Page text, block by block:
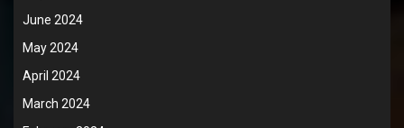
June 2024
May 2024
April 2024
March 2024